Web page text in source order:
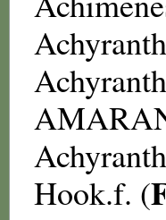
Hook.f. (